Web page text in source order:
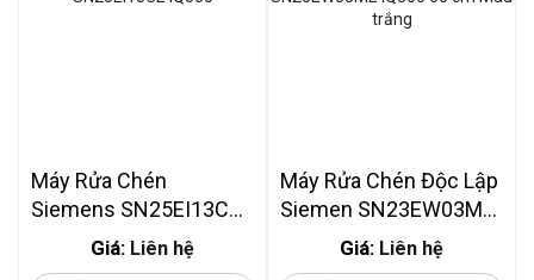
Máy Rửa Chén
Siemens SN25EI13CE
Giá: Liên hệ
Máy Rửa Chén Độc Lập
Siemen SN23EW03ME
IQ300 60 Cm Màu
Trắng
Giá: Liên hệ